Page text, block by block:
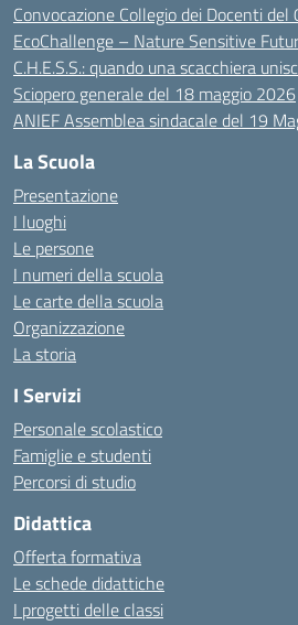
Convocazione Collegio dei Docenti
EcoChallenge – Nature Sensitive
C.H.E.S.S.: quando una scacchiera
Sciopero generale del 18 maggio 2026
ANIEF Assemblea sindacale del 19
La Scuola
Presentazione
I luoghi
Le persone
I numeri della scuola
Le carte della scuola
Organizzazione
La storia
I Servizi
Personale scolastico
Famiglie e studenti
Percorsi di studio
Didattica
Offerta formativa
Le schede didattiche
I progetti delle classi